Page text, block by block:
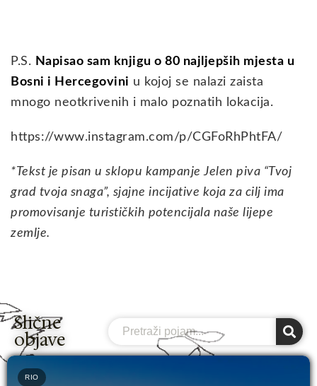
P.S. Napisao sam knjigu o 80 najljepših mjesta u
Bosni i Hercegovini u kojoj se nalazi zaista
mnogo neotkrivenih i malo poznatih lokacija.
https://www.instagram.com/p/CGFoRhPhtFA/
*Tekst je pisan u sklopu kampanje Jelen piva “Tvoj
grad tvoja snaga”, sjajne incijative koja za cilj ima
promovisanje turističkih potencijala naše lijepe
zemlje.
Slične
objave
Search
RIO